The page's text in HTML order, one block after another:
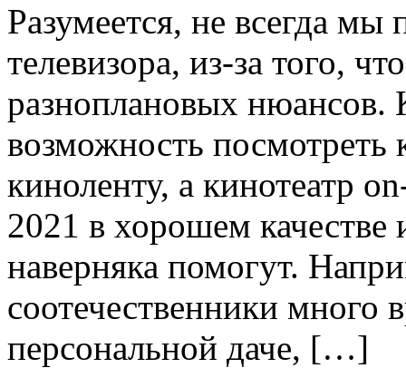
Рaзумeeтся, нe всегда
телевизора, из-за того,
разноплановых нюансов.
возможность
киноленту, а кинотеатр
2021 в хорошем качестве
наверняка помогут.
соотечественники много
персональной даче, […]